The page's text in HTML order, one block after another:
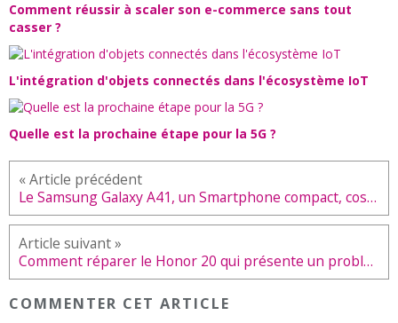
Comment réussir à scaler son e-commerce sans tout
casser ?
L'intégration d'objets connectés dans l'écosystème IoT
Quelle est la prochaine étape pour la 5G ?
Le Samsung Galaxy A41, un Smartphone compact, costaud et pas cher
Comment réparer le Honor 20 qui présente un problème d'écran scintille ?
COMMENTER CET ARTICLE